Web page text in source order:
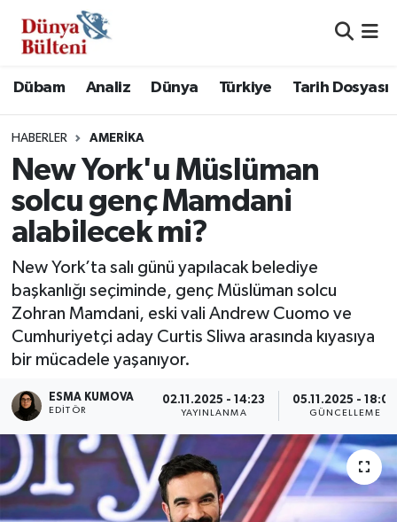
Dübam Analiz Dünya Türkiye Tarih Dosyası
HABERLER AMERIKA
New York'u Müslüman
solcu genç Mamdani
alabilecek mi?
New York’ta salı günü yapılacak belediye
başkanlığı seçiminde, genç Müslüman solcu
Zohran Mamdani, eski vali Andrew Cuomo ve
Cumhuriyetçi aday Curtis Sliwa arasında kıyasıya
bir mücadele yaşanıyor.
ESMA KUMOVA
EDITÖR
02.11.2025 - 14:23
YAYINLANMA
05.11.2025 - 18:06
GÜNCELLEME
Hava Durumu
Namaz Vakitleri
Trafik Durumu
Tüm Manşetler
Son Dakika Haberleri